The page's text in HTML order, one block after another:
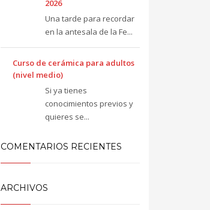
2026
Una tarde para recordar
en la antesala de la Fe...
Curso de cerámica para adultos
(nivel medio)
Si ya tienes
conocimientos previos y
quieres se...
COMENTARIOS RECIENTES
ARCHIVOS